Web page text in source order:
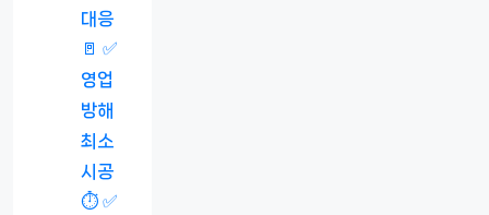
대응
🚪 ✅
영업
방해
최소
시공
⏱️ ✅